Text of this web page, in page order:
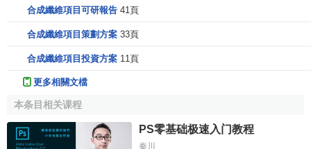
化學回收法是用甲醇、乙二醇或水將聚酯廢料解聚成為低分
純化後可重新用作聚酯生產的原料，也可以製成熱熔膠和不
飽和聚酯樹脂。物理回收法是目前常用的方法，最典型的有
再生滌綸的生產用聚對苯二甲酸乙二酯(簡稱PET)作為原
生為可利用的
紡織纖維
，稱為PCR(Post—Con—
合成纖維項目可研報告 41頁
合成纖維項目策劃方案 33頁
合成纖維項目投資方案 11頁
更多相關文檔
本条目相关课程
PS零基础极速入门教程
秦川